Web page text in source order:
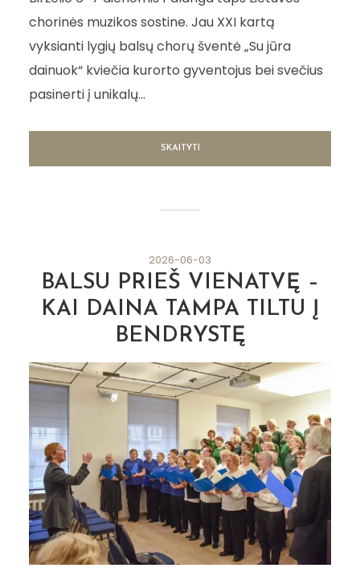
chorinės muzikos sostine. Jau XXI kartą
vyksianti lygių balsų chorų šventė „Su jūra
dainuok“ kviečia kurorto gyventojus bei svečius
pasinerti į unikalų...
SKAITYTI
2026-06-03
BALSU PRIEŠ VIENATVĘ –
KAI DAINA TAMPA TILTU Į
BENDRYSTĘ